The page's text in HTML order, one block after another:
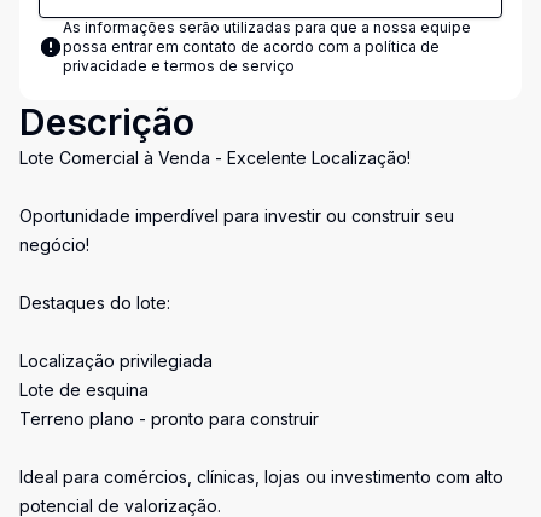
As informações serão utilizadas para que a nossa equipe
possa entrar em contato de acordo com a política de
privacidade e termos de serviço
Descrição
Lote Comercial à Venda - Excelente Localização!
Oportunidade imperdível para investir ou construir seu
negócio!
Destaques do lote:
Localização privilegiada
Lote de esquina
Terreno plano - pronto para construir
Ideal para comércios, clínicas, lojas ou investimento com alto
potencial de valorização.